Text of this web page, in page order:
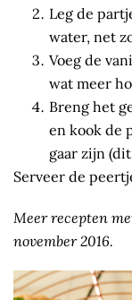
Leg de
water, net
Voeg de
wat meer
Breng het
en kook de
gaar zijn
Serveer de
Meer recepten
november 2016.